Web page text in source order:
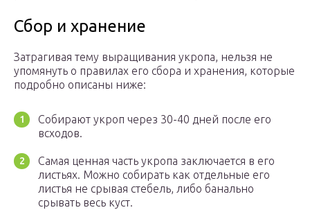
Сбор и хранение
Затрагивая тему выращивания укропа, нельзя не
упомянуть о правилах его сбора и хранения, которые
подробно описаны ниже:
Собирают укроп через 30-40 дней после его
всходов.
Самая ценная часть укропа заключается в его
листьях. Можно собирать как отдельные его
листья не срывая стебель, либо банально
срывать весь куст.